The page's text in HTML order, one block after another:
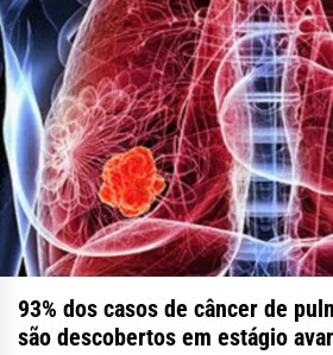
93% dos casos de câncer de
são descobertos em estágio